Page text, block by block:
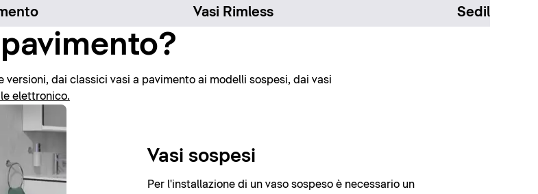
Vasi Rimless Sedili per
dai classici vasi a pavimento ai modelli sospesi, dai vasi
elettronico.
Vasi sospesi
Per l'installazione di un vaso sospeso è necessario un